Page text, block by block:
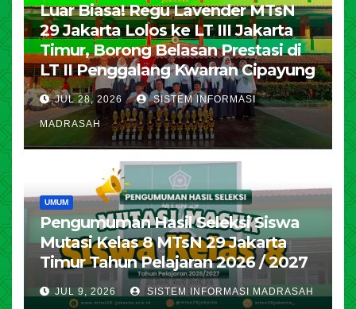
Luar Biasa! Regu Lavender MTsN
29 Jakarta Lolos ke LT III Jakarta
Timur, Borong Belasan Prestasi di
LT II Penggalang Kwarran Cipayung
JUL 28, 2026 SISTEM INFORMASI
MADRASAH
UMUM
Pengumuman Hasil Seleksi Siswa
Mutasi Kelas 8 MTsN 29 Jakarta
Timur Tahun Pelajaran 2026 / 2027
JUL 9, 2026 SISTEM INFORMASI MADRASAH